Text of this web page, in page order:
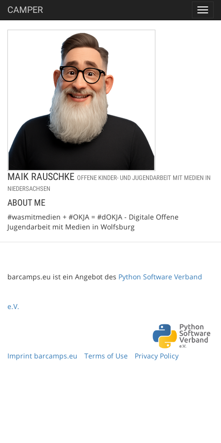
CAMPER
MAIK RAUSCHKE OFFENE KINDER- UND JUGENDARBEIT MIT MEDIEN IN
NIEDERSACHSEN
ABOUT ME
#wasmitmedien + #OKJA = #dOKJA - Digitale Offene
Jugendarbeit mit Medien in Wolfsburg
barcamps.eu ist ein Angebot des Python Software Verband
e.V.
Imprint barcamps.eu Terms of Use Privacy Policy